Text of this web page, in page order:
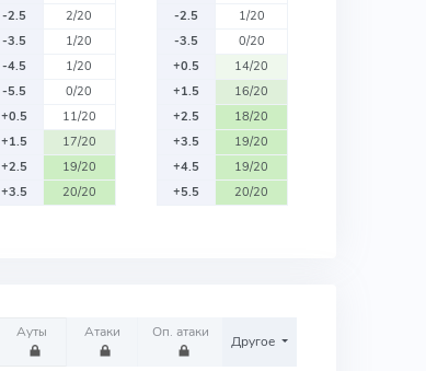
-2.5
2/20
-3.5
1/20
-4.5
1/20
-5.5
0/20
+0.5
11/20
+1.5
17/20
+2.5
19/20
+3.5
20/20
-2.5
1/20
-3.5
0/20
+0.5
14/20
+1.5
16/20
+2.5
18/20
+3.5
19/20
+4.5
19/20
+5.5
20/20
Ауты Атаки Оп. атаки
Другое